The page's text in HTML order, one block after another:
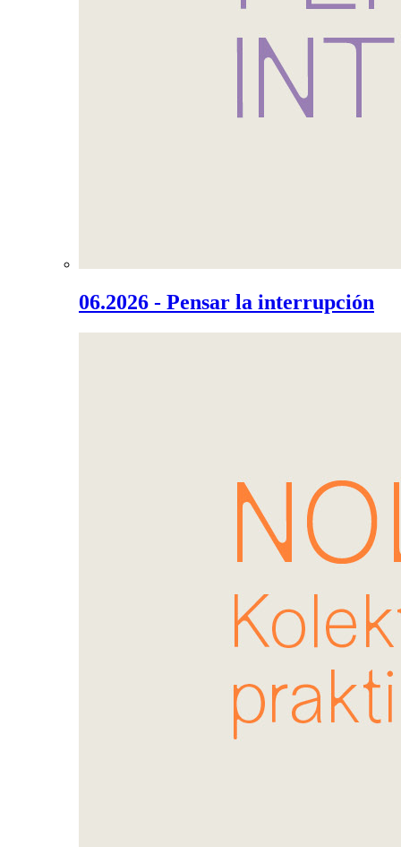
06.2026 - Pensar la interrupción